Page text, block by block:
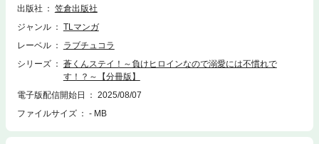
ちに、いつのまにか蒼の優しさにときめくようになっちゃって…。そんな
なか届いたひろにぃの結婚報告。動揺していると、思いがけず蒼から「俺
が降りそそぐ、焦れキュン必至の溺愛わからせTL！
出版社
笠倉出版社
ジャンル
TLマンガ
レーベル
ラブチュコラ
シリーズ
蒼くんステイ！～負けヒロインなので溺愛には不慣れで
す！？～【分冊版】
電子版配信開始日
2025/08/07
ファイルサイズ
- MB